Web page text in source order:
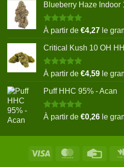
Blueberry Haze Indoor
Note5.00
sur 5
À partir de €4,27 le
Critical Kush 10 OH
Note5.00
sur 5
À partir de €4,59 le
Puff HHC 95% - Acan
Note5.00
sur 5
À partir de €0,26 le
Visa MasterCardCredit